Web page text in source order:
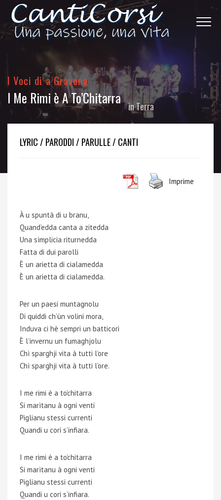
I Voci di a Gravona
I Me Rimi è A To’Chitarra inTerra
LYRIC / PARODDI / PARULLE / CANTI
Imprime
À u spuntà di u branu,
Quand’edda canta a zitedda
Una sìmplicia riturnedda
Fatta di dui parolli
È un arietta di cialamedda
È un arietta di cialamedda.
Per un paesi muntagnolu
Di quiddi ch’ùn volini mora,
Induva ci hè sempri un batticori
È l’invernu un fumaghjolu
Chì sparghji vita à tutti l’ore
Chì sparghji vita à tutti l’ore.
I me rimi è a to’chitarra
Si marìtanu à ogni venti
Pìglianu stessi currenti
Quandi u cori s’infiara.
I me rimi è a to’chitarra
Si marìtanu à ogni venti
Pìglianu stessi currenti
Quandi u cori s’infiara.